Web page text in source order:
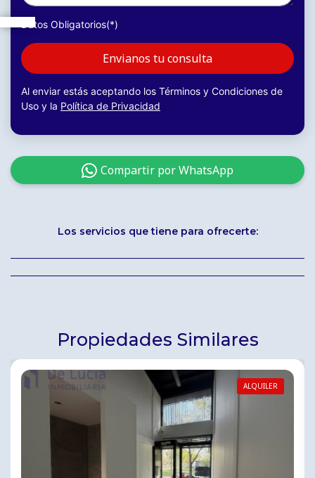
Datos Obligatorios(*)
Envianos tu consulta
Al enviar estás aceptando los Términos y Condiciones de
Uso y la Política de Privacidad
Compartir por WhatsApp
Los servicios que tiene para ofrecerte:
Propiedades Similares
ALQUILER